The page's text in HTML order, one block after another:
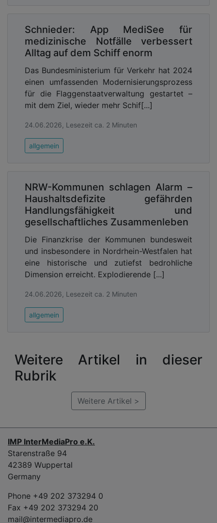
Schnieder: App MediSee für
medizinische Notfälle verbessert
Alltag auf dem Schiff enorm
Das Bundesministerium für Verkehr hat 2024
einen umfassenden Modernisierungsprozess
für die Flaggenstaatverwaltung gestartet –
mit dem Ziel, wieder mehr Schif[...]
24.06.2026, Lesezeit ca. 2 Minuten
allgemein
NRW-Kommunen schlagen Alarm –
Haushaltsdefizite gefährden
Handlungsfähigkeit und
gesellschaftliches Zusammenleben
Die Finanzkrise der Kommunen bundesweit
und insbesondere in Nordrhein-Westfalen hat
eine historische und zutiefst bedrohliche
Dimension erreicht. Explodierende [...]
24.06.2026, Lesezeit ca. 2 Minuten
allgemein
Weitere Artikel in dieser
Rubrik
Weitere Artikel >
IMP InterMediaPro e.K.
Starenstraße 94
42389 Wuppertal
Germany
Phone +49 202 373294 0
Fax +49 202 373294 20
mail@intermediapro.de